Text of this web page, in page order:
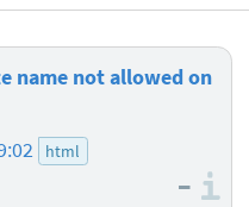
name not allowed on
html
–